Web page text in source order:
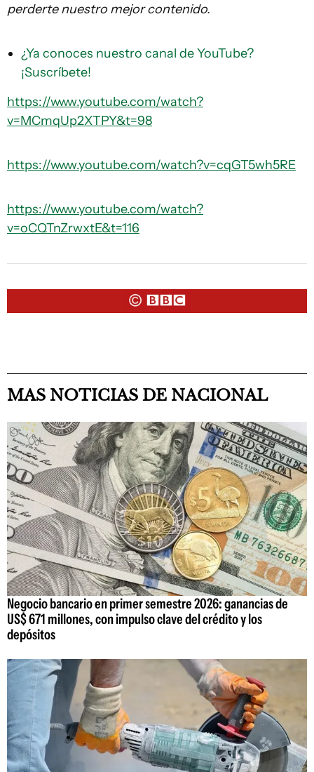
perderte nuestro mejor contenido.
¿Ya conoces nuestro canal de YouTube?
¡Suscríbete!
https://www.youtube.com/watch?
v=MCmqUp2XTPY&t=98
https://www.youtube.com/watch?v=cqGT5wh5RE
https://www.youtube.com/watch?
v=oCQTnZrwxtE&t=116
MAS NOTICIAS DE NACIONAL
Negocio bancario en primer semestre 2026: ganancias de
US$ 671 millones, con impulso clave del crédito y los
depósitos